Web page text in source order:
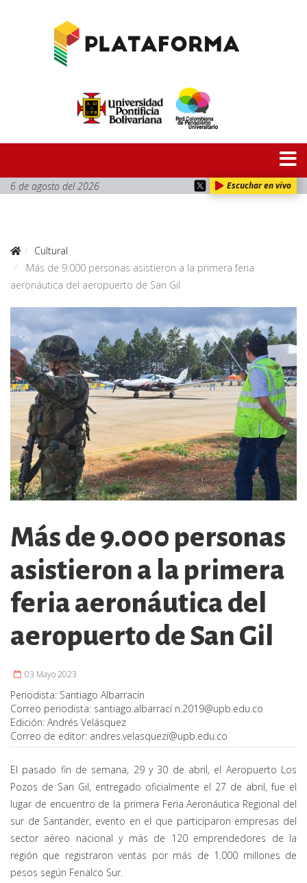
6 de agosto del 2026 Escuchar en vivo
Cultural
Más de 9.000 personas asistieron a la primera feria
aeronáutica del aeropuerto de San Gil
Más de 9.000 personas
asistieron a la primera
feria aeronáutica del
aeropuerto de San Gil
03 Mayo 2023
Periodista: Santiago Albarracín
Correo periodista: santiago.albarrací n.2019@upb.edu.co
Edición: Andrés Velásquez
Correo de editor: andres.velasquezi@upb.edu.co
El pasado fin de semana, 29 y 30 de abril, el Aeropuerto Los
Pozos de San Gil, entregado oficialmente el 27 de abril, fue el
lugar de encuentro de la primera Feria Aeronáutica Regional del
sur de Santander, evento en el que participaron empresas del
sector aéreo nacional y más de 120 emprendedores de la
región que registraron ventas por más de 1.000 millones de
pesos según Fenalco Sur.